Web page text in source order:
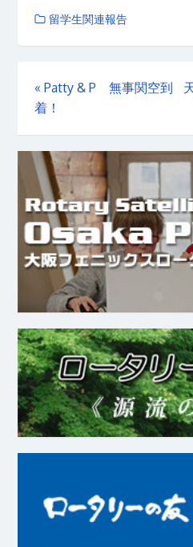
留学生関連報告
« Patty & P 無事関空到
着！